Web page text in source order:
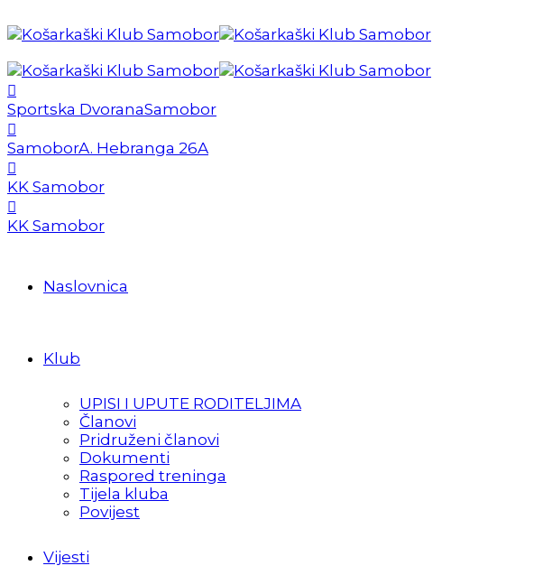
Sportska DvoranaSamobor
SamoborA. Hebranga 26A
KK Samobor
KK Samobor
Naslovnica
Klub
UPISI I UPUTE RODITELJIMA
Članovi
Pridruženi članovi
Dokumenti
Raspored treninga
Tijela kluba
Povijest
Vijesti